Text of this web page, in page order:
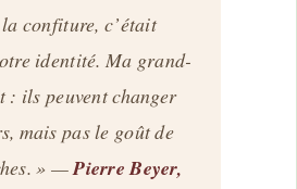
confiture, c’était
identité. Ma grand-
: ils peuvent changer
mais pas le goût de
» —Pierre Beyer,